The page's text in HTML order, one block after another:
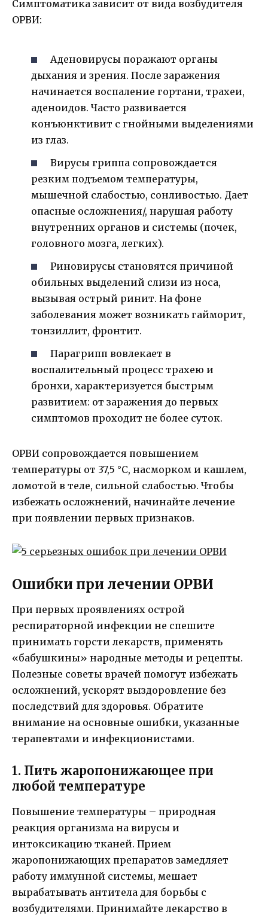
Симптоматика зависит от вида возбудителя
ОРВИ:
Аденовирусы поражают органы
дыхания и зрения. После заражения
начинается воспаление гортани, трахеи,
аденоидов. Часто развивается
конъюнктивит с гнойными выделениями
из глаз.
Вирусы гриппа сопровождается
резким подъемом температуры,
мышечной слабостью, сонливостью. Дает
опасные осложнения/, нарушая работу
внутренних органов и системы (почек,
головного мозга, легких).
Риновирусы становятся причиной
обильных выделений слизи из носа,
вызывая острый ринит. На фоне
заболевания может возникать гайморит,
тонзиллит, фронтит.
Парагрипп вовлекает в
воспалительный процесс трахею и
бронхи, характеризуется быстрым
развитием: от заражения до первых
симптомов проходит не более суток.
ОРВИ сопровождается повышением
температуры от 37,5 °С, насморком и кашлем,
ломотой в теле, сильной слабостью. Чтобы
избежать осложнений, начинайте лечение
при появлении первых признаков.
Ошибки при лечении ОРВИ
При первых проявлениях острой
респираторной инфекции не спешите
принимать горсти лекарств, применять
«бабушкины» народные методы и рецепты.
Полезные советы врачей помогут избежать
осложнений, ускорят выздоровление без
последствий для здоровья. Обратите
внимание на основные ошибки, указанные
терапевтами и инфекционистами.
1. Пить жаропонижающее при
любой температуре
Повышение температуры – природная
реакция организма на вирусы и
интоксикацию тканей. Прием
жаропонижающих препаратов замедляет
работу иммунной системы, мешает
вырабатывать антитела для борьбы с
возбудителями. Принимайте лекарство в